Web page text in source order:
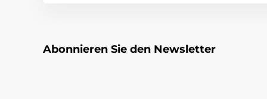
Abonnieren Sie den Newsletter